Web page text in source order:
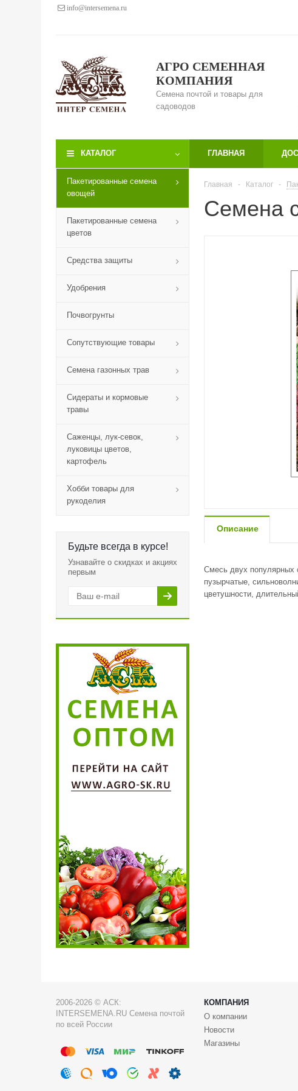
info@intersemena.ru
АГРО СЕМЕННАЯ
КОМПАНИЯ
Семена почтой и товары для
садоводов
КАТАЛОГ ГЛАВНАЯ
Пакетированные семена
овощей
Пакетированные семена
цветов
Средства защиты
Удобрения
Почвогрунты
Сопутствующие товары
Семена газонных трав
Сидераты и кормовые
травы
Саженцы, лук-севок,
луковицы цветов,
картофель
Хобби товары для
рукоделия
Будьте всегда в курсе!
Узнавайте о скидках и акциях
первым
Главная - Каталог -
Семена
Описание
Смесь двух
пузырчатые,
цветушности,
2006-2026 © АСК:
INTERSEMENA.RU Семена почтой
по всей России
КОМПАНИЯ
О компании
Новости
Магазины